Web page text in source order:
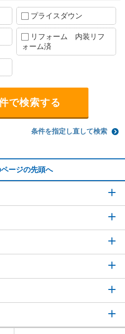
プライスダウン
リフォーム 内装リフ
ォーム済
条件を指定し直して検索
ージの先頭へ